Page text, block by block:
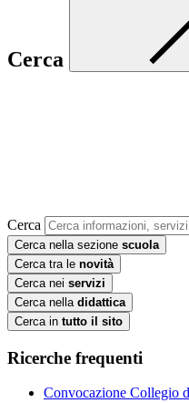
Cerca
Cerca
Cerca nella sezione scuola
Cerca tra le novità
Cerca nei servizi
Cerca nella didattica
Cerca in tutto il sito
Ricerche frequenti
Convocazione Collegio